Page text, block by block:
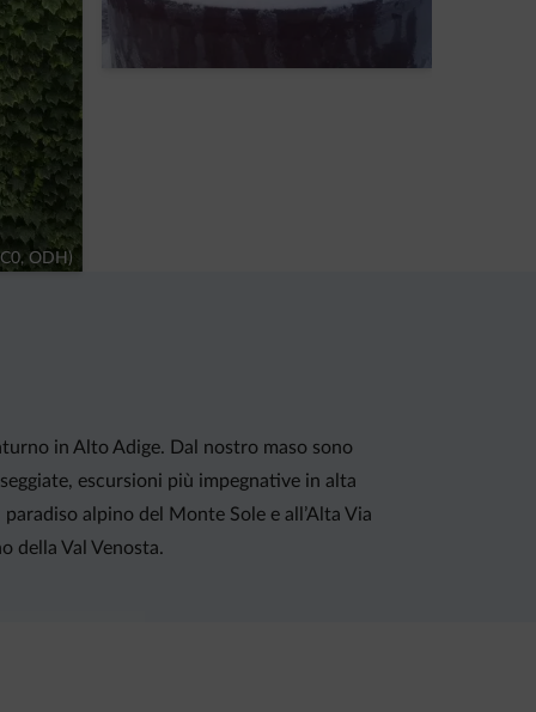
ODH)
in Alto Adige. Dal nostro maso sono
escursioni più impegnative in alta
alpino del Monte Sole e all’Alta Via
della Val Venosta.